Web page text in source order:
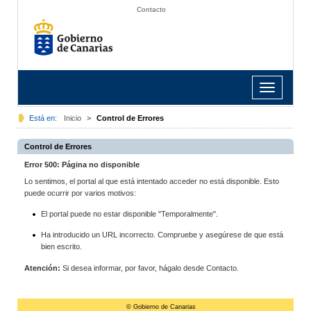
Contacto
Toggle
navigation
Está en: Inicio > Control de Errores
Control de Errores
Error 500: Página no disponible
Lo sentimos, el portal al que está intentado acceder no está disponible. Esto
puede ocurrir por varios motivos:
El portal puede no estar disponible "Temporalmente".
Ha introducido un URL incorrecto. Compruebe y asegúrese de que está
bien escrito.
Atención: Si desea informar, por favor, hágalo desde Contacto.
© Gobierno de Canarias